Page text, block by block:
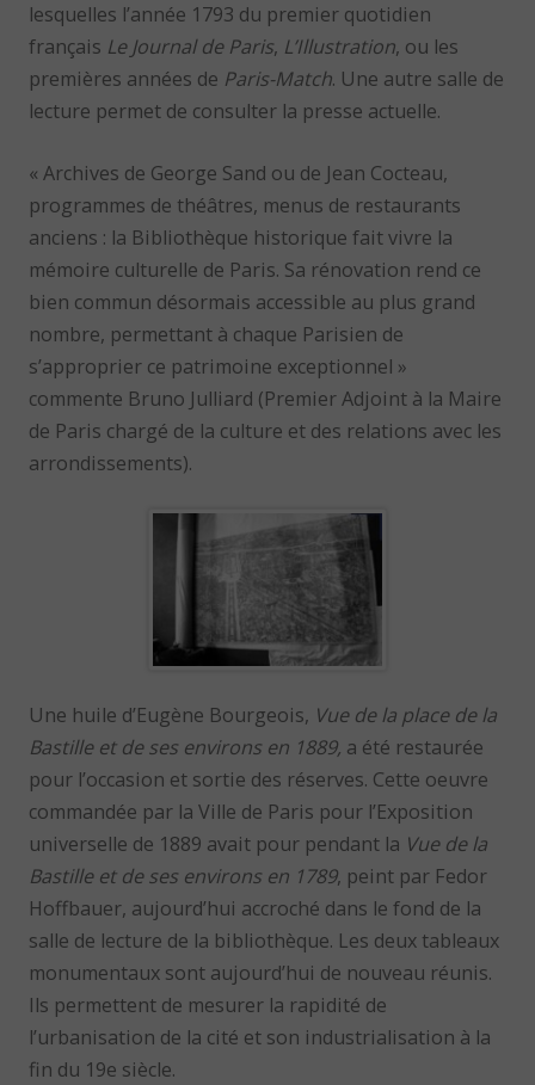
lesquelles l’année 1793 du premier quotidien
français Le Journal de Paris, L’Illustration, ou les
premières années de Paris-Match. Une autre salle de
lecture permet de consulter la presse actuelle.
« Archives de George Sand ou de Jean Cocteau,
programmes de théâtres, menus de restaurants
anciens : la Bibliothèque historique fait vivre la
mémoire culturelle de Paris. Sa rénovation rend ce
bien commun désormais accessible au plus grand
nombre, permettant à chaque Parisien de
s’approprier ce patrimoine exceptionnel »
commente Bruno Julliard (Premier Adjoint à la Maire
de Paris chargé de la culture et des relations avec les
arrondissements).
Une huile d’Eugène Bourgeois, Vue de la place de la
Bastille et de ses environs en 1889, a été restaurée
pour l’occasion et sortie des réserves. Cette oeuvre
commandée par la Ville de Paris pour l’Exposition
universelle de 1889 avait pour pendant la Vue de la
Bastille et de ses environs en 1789, peint par Fedor
Hoffbauer, aujourd’hui accroché dans le fond de la
salle de lecture de la bibliothèque. Les deux tableaux
monumentaux sont aujourd’hui de nouveau réunis.
Ils permettent de mesurer la rapidité de
l’urbanisation de la cité et son industrialisation à la
fin du 19e siècle.